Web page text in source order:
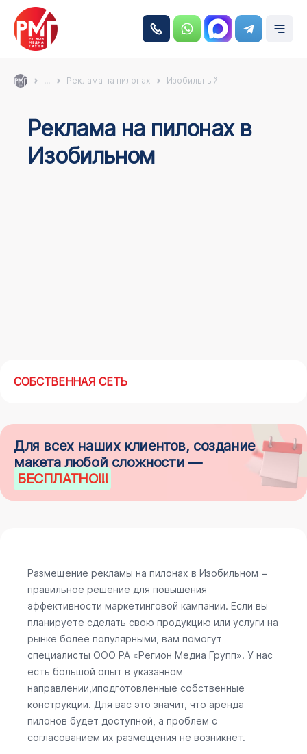
... Реклама на пилонах Изобильный
Реклама на пилонах в
Изобильном
СОБСТВЕННАЯ СЕТЬ
Для всех наших клиентов, создание
макета любой сложности —
БЕСПЛАТНО!!!
Размещение рекламы на пилонах в Изобильном −
правильное решение для повышения
эффективности маркетинговой кампании. Если вы
планируете сделать свою продукцию или услуги на
рынке более популярными, вам помогут
специалисты ООО РА «Регион Медиа Групп». У нас
есть большой опыт в указанном
направлении,иподготовленные собственные
конструкции. Для вас это значит, что аренда
пилонов будет доступной, а проблем с
согласованием их размещения не возникнет.